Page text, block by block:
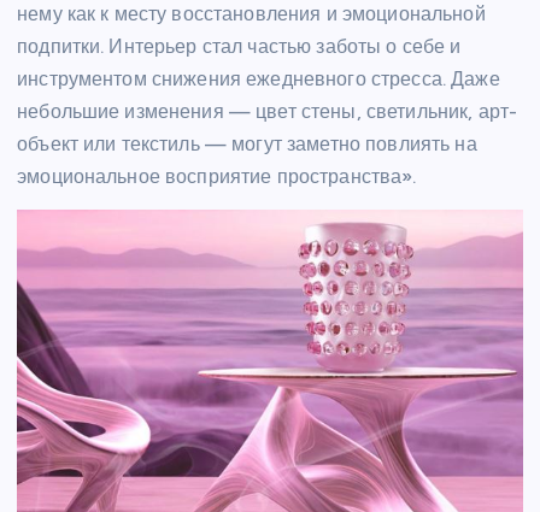
нему как к месту восстановления и эмоциональной
подпитки. Интерьер стал частью заботы о себе и
инструментом снижения ежедневного стресса. Даже
небольшие изменения — цвет стены, светильник, арт-
объект или текстиль — могут заметно повлиять на
эмоциональное восприятие пространства».